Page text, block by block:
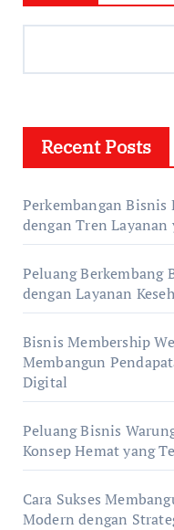
Recent Posts
Perkembangan
dengan Tren
Peluang Berkembang
dengan Layanan
Bisnis Membership
Membangun
Digital
Peluang Bisnis
Konsep Hemat yang
Cara Sukses
Modern dengan